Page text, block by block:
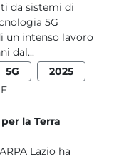
da sistemi di
5G
un intenso lavoro
dal...
5G
2025
la Terra
Lazio ha